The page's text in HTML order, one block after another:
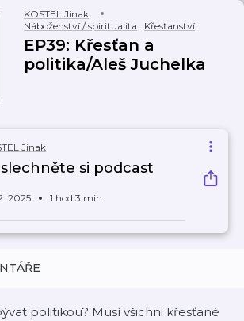
KOSTEL Jinak
Náboženství / spiritualita, Křesťanství
EP39: Křesťan a
politika/Aleš Juchelka
Jinak
si podcast
2025 1 hod 3 min
politikou? Musí všichni křesťané